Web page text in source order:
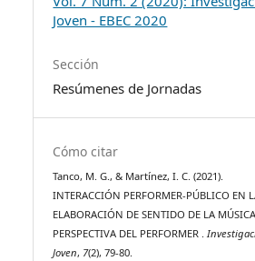
Joven - EBEC 2020
Sección
Resúmenes de Jornadas
Cómo citar
Tanco, M. G., & Martínez, I. C. (2021).
INTERACCIÓN PERFORMER-PÚBLICO EN
ELABORACIÓN DE SENTIDO DE LA
PERSPECTIVA DEL PERFORMER .
Joven, 7(2), 79-80.